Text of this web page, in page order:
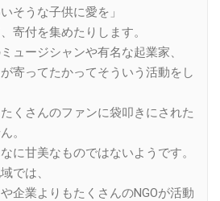
そうな子供に愛を」
寄付を集めたりします。
ュージシャンや有名な起業家、
寄ってたかってそういう活動をし
くさんのファンに袋叩きにされた
。
に甘美なものではないようです。
では、
企業よりもたくさんのNGOが活動